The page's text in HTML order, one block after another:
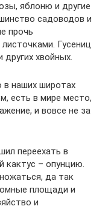
яблоню и другие
садоводов и
прочь
Гусениц
хвойных.
наших широтах
есть в мире место,
и вовсе не за
переехать в
кактус – опунцию.
да так
площади и
и